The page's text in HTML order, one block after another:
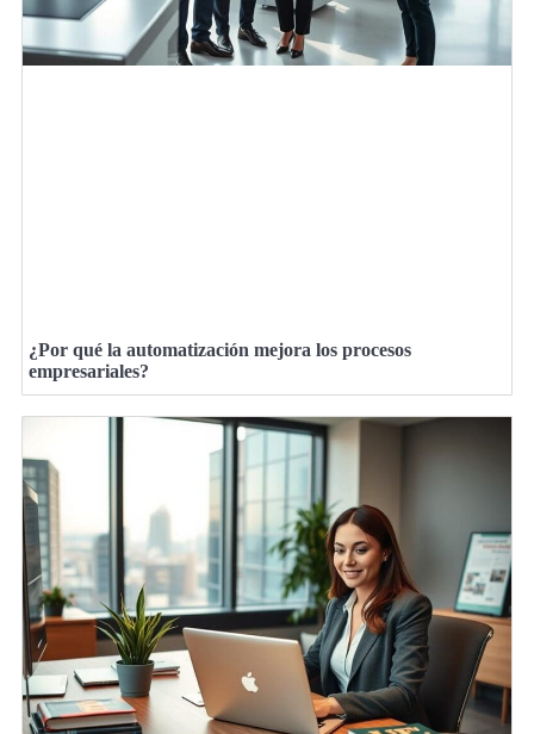
¿Por qué la automatización mejora los procesos
empresariales?